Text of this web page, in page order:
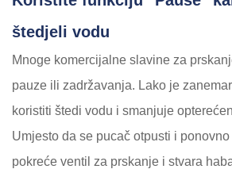
štedjeli vodu
Mnoge komercijalne slavine za
pauze ili zadržavanja. Lako je
koristiti štedi vodu i smanjuje
Umjesto da se pucač otpusti i
pokreće ventil za prskanje i stvara